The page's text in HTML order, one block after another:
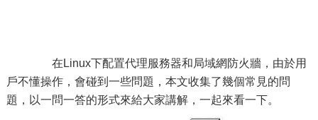
在Linux下配置代理服務器和局域網防火牆，由於用
戶不懂操作，會碰到一些問題，本文收集了幾個常見的問
題，以一問一答的形式來給大家講解，一起來看一下。